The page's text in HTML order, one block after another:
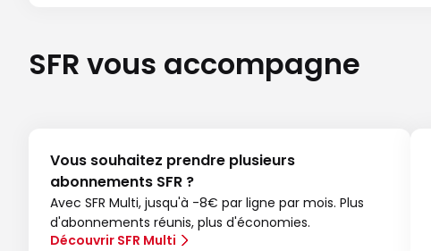
SFR vous accompagne
Vous souhaitez prendre plusieurs
abonnements SFR ?
Avec SFR Multi, jusqu'à -8€ par ligne par mois. Plus
d'abonnements réunis, plus d'économies.
Découvrir SFR Multi